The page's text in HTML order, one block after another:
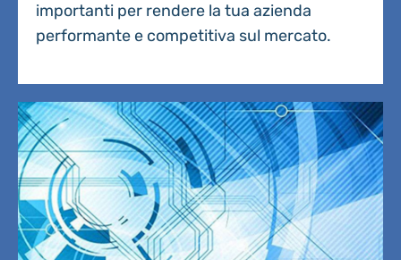
importanti per rendere la tua azienda
performante e competitiva sul mercato.